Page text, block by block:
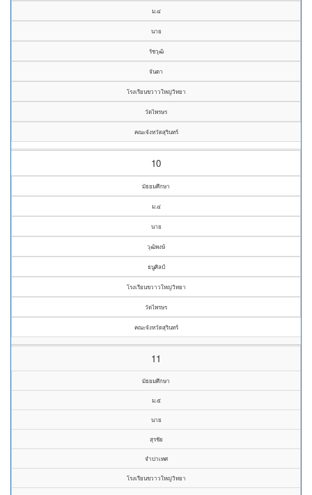
ม.๔
นาย
รัชวุฒิ
จันดา
โรงเรียนขวาวใหญ่วิทยา
วัดไพรษร
คณะจังหวัดสุรินทร์
10
มัธยมศึกษา
ม.๔
นาย
วุฒิพงษ์
ธนูศิลป์
โรงเรียนขวาวใหญ่วิทยา
วัดไพรษร
คณะจังหวัดสุรินทร์
11
มัธยมศึกษา
ม.๕
นาย
สุรชัย
จำปาเทศ
โรงเรียนขวาวใหญ่วิทยา